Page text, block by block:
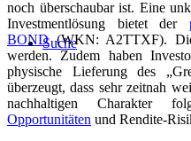
Suche
noch überschaubar ist. Eine
Investmentlösung bietet der
BOND(WKN: A2TTXF).
werden. Zudem haben
physische Lieferung des
überzeugt, dass sehr zeitnah
nachhaltigen Charakter
Opportunitäten und Rendite-